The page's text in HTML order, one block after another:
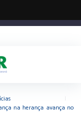
na herança avança no